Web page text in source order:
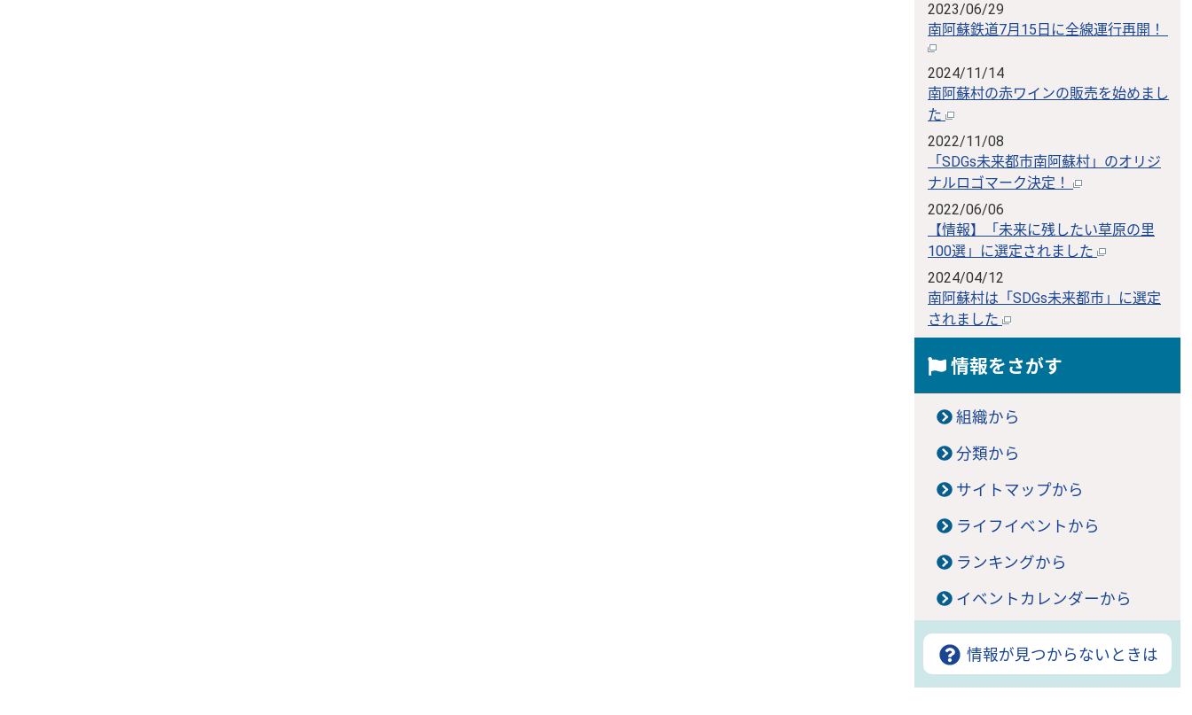
2023/06/29
南阿蘇鉄道7月15日に全線運行再開！
2024/11/14
南阿蘇村の赤ワインの販売を始めまし
た
2022/11/08
「SDGs未来都市南阿蘇村」のオリジ
ナルロゴマーク決定！
2022/06/06
【情報】「未来に残したい草原の里
100選」に選定されました
2024/04/12
南阿蘇村は「SDGs未来都市」に選定
されました
情報をさがす
組織から
分類から
サイトマップから
ライフイベントから
ランキングから
イベントカレンダーから
情報が見つからないときは